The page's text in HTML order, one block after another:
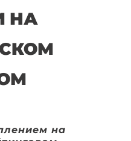
НА
на